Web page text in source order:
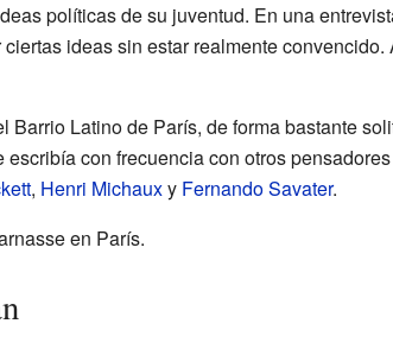
políticas de su juventud. En una
ideas sin estar realmente
Barrio Latino de París, de forma bastante
con frecuencia con otros
, Henri Michauxy Fernando Savater.
en París.